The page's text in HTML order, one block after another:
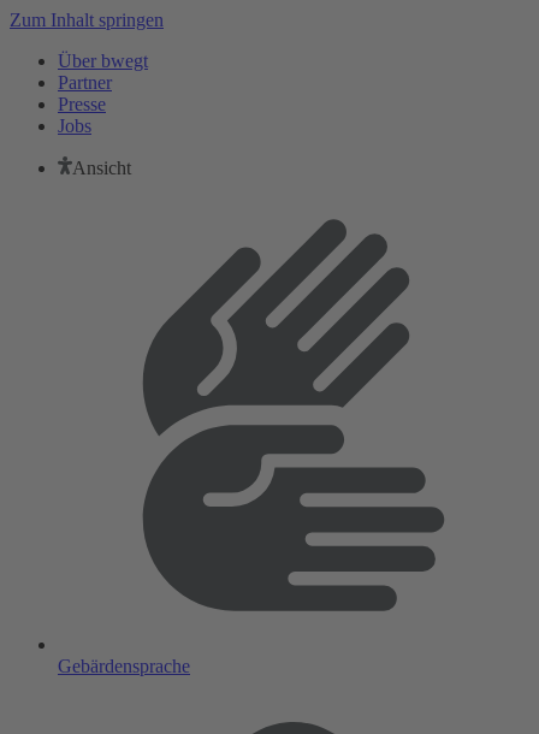
Zum Inhalt springen
Über bwegt
Partner
Presse
Jobs
Ansicht
Gebärdensprache